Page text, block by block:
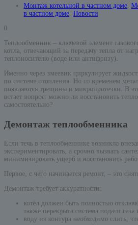
Монтаж котельной в частном доме,
в частном доме, Новости
0
Теплообменник – ключевой элемент
котла, отвечающий за передачу тепла от
теплоносителю (воде или антифризу).
Именно через змеевик циркулирует
по системе отопления. Но со временем
появляются трещины и микропротечки. В
встает вопрос: можно ли восстановить
самостоятельно?
Демонтаж теплообменника
Если течь в теплообменнике возникла
экспериментировать, а срочно вызвать
минимизировать ущерб и восстановить
Первое, с чего начинается ремонт, – это
Демонтаж требует аккуратности:
котёл должен быть полностью
также перекрыта система подачи газа
воду из контура необходимо слить,